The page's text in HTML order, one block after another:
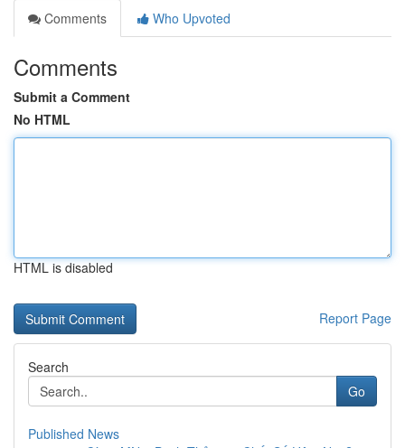
Comments
Who Upvoted
Comments
Submit a Comment
No HTML
HTML is disabled
Report Page
Search
Go
Published News